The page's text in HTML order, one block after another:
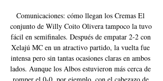
Comunicaciones: cómo llegan los Cremas El
conjunto de Willy Coito Olivera tampoco la tuvo
fácil en semifinales. Después de empatar 2-2 con
Xelajú MC en un atractivo partido, la vuelta fue
intensa pero sin tantas ocasiones claras en ambos
lados. Aunque los Albos estuvieron más cerca de